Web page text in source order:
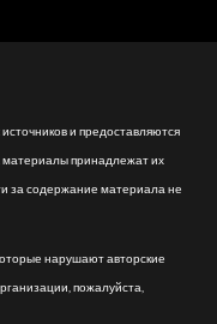
и предоставляются
материалы принадлежат их
за содержание материала не
нарушают авторские
пожалуйста,